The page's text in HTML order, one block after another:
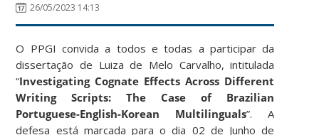
26/05/2023 14:13
O PPGI convida a todos e todas a participar da
dissertação de Luiza de Melo Carvalho, intitulada
“Investigating Cognate Effects Across Different
Writing Scripts: The Case of Brazilian
Portuguese-English-Korean Multilinguals”. A
defesa está marcada para o dia 02 de Junho de